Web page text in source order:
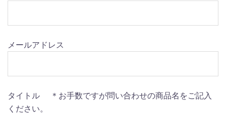
メールアドレス
タイトル ＊お手数ですが問い合わせの商品名をご記入
ください。